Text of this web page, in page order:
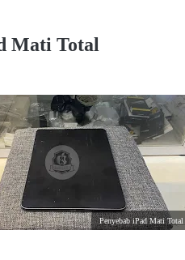
Mati Total
Penyebab iPad Mati Total